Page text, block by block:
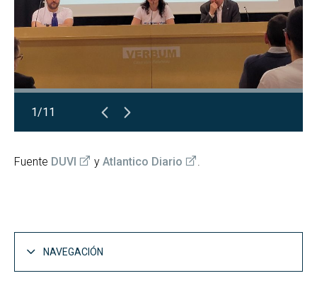
1/11
Fuente DUVI y Atlantico Diario .
NAVEGACIÓN